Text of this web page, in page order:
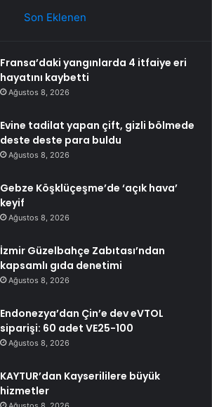
Son Eklenen
Fransa’daki yangınlarda 4 itfaiye eri
hayatını kaybetti
Ağustos 8, 2026
Evine tadilat yapan çift, gizli bölmede
deste deste para buldu
Ağustos 8, 2026
Gebze Köşklüçeşme’de ‘açık hava’
keyif
Ağustos 8, 2026
İzmir Güzelbahçe Zabıtası’ndan
kapsamlı gıda denetimi
Ağustos 8, 2026
Endonezya’dan Çin’e dev eVTOL
siparişi: 60 adet VE25-100
Ağustos 8, 2026
KAYTUR’dan Kayserililere büyük
hizmetler